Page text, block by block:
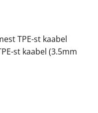
TPE-st kaabel
st kaabel (3.5mm